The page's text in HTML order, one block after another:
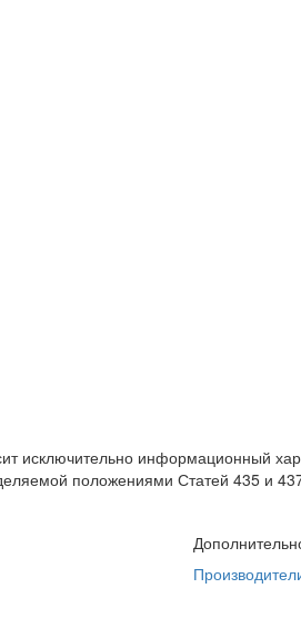
исключительно информационный
положениями Статей 435 и